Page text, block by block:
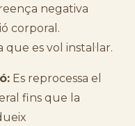
negativa
corporal.
es vol instal·lar.
Es reprocessa el
fins que la